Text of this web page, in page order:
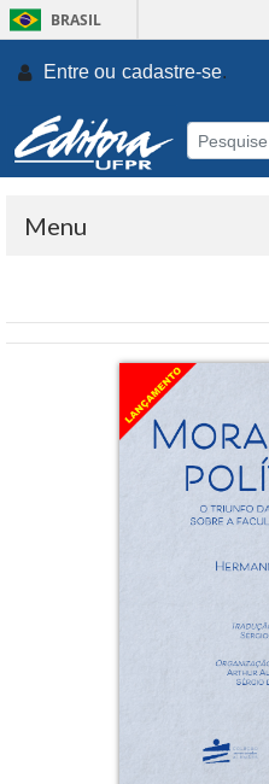
BRASIL
Entre ou cadastre-se.
Menu